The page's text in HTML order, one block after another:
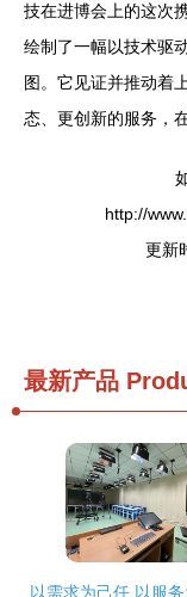
技在进博会上的这次
绘制了一幅以技术驱
图。它见证并推动着
态、更创新的服务，
http://
更新
最新产品